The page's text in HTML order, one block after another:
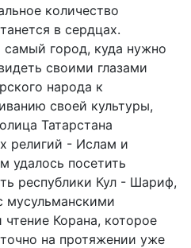
количество
в сердцах.
самый город, куда нужно
своими глазами
народа к
своей культуры,
Татарстана
религий - Ислам и
удалось посетить
республики Кул - Шариф,
мусульманскими
Корана, которое
на протяжении уже